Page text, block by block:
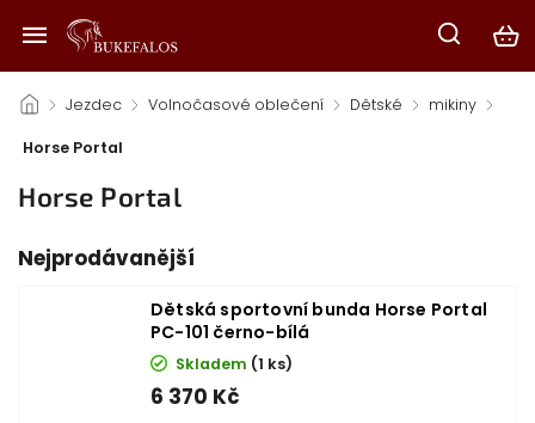
/ Jezdec / Volnočasové oblečení / Dětské / mikiny /
Horse Portal
Horse Portal
Nejprodávanější
Dětská sportovní bunda Horse Portal
PC-101 černo-bílá
Skladem (1 ks)
6 370 Kč